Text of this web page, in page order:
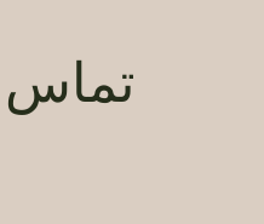
تماس